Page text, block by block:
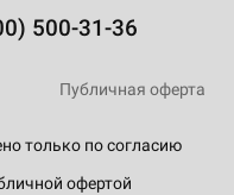
500-31-36
только по согласию
офертой
Публичная оферта